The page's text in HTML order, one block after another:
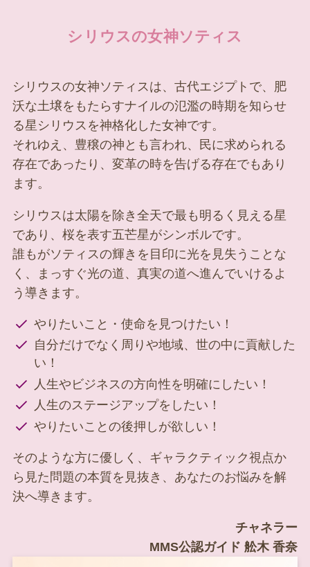
シリウスの女神ソティス
シリウスの女神ソティスは、古代エジプトで、肥
沃な土壌をもたらすナイルの氾濫の時期を知らせ
る星シリウスを神格化した女神です。
それゆえ、豊穣の神とも言われ、民に求められる
存在であったり、変革の時を告げる存在でもあり
ます。
シリウスは太陽を除き全天で最も明るく見える星
であり、桜を表す五芒星がシンボルです。
誰もがソティスの輝きを目印に光を見失うことな
く、まっすぐ光の道、真実の道へ進んでいけるよ
う導きます。
やりたいこと・使命を見つけたい！
自分だけでなく周りや地域、世の中に貢献した
い！
人生やビジネスの方向性を明確にしたい！
人生のステージアップをしたい！
やりたいことの後押しが欲しい！
そのような方に優しく、ギャラクティック視点か
ら見た問題の本質を見抜き、あなたのお悩みを解
決へ導きます。
チャネラー
MMS公認ガイド 舩木 香奈